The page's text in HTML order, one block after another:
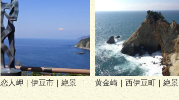
恋人岬｜伊豆市｜絶景 黄金崎｜西伊豆町｜絶景